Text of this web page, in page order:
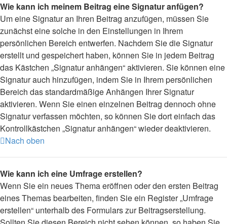
Wie kann ich meinem Beitrag eine Signatur anfügen?
Um eine Signatur an Ihren Beitrag anzufügen, müssen Sie
zunächst eine solche in den Einstellungen in Ihrem
persönlichen Bereich entwerfen. Nachdem Sie die Signatur
erstellt und gespeichert haben, können Sie in jedem Beitrag
das Kästchen „Signatur anhängen“ aktivieren. Sie können eine
Signatur auch hinzufügen, indem Sie in Ihrem persönlichen
Bereich das standardmäßige Anhängen Ihrer Signatur
aktivieren. Wenn Sie einen einzelnen Beitrag dennoch ohne
Signatur verfassen möchten, so können Sie dort einfach das
Kontrollkästchen „Signatur anhängen“ wieder deaktivieren.
Nach oben
Wie kann ich eine Umfrage erstellen?
Wenn Sie ein neues Thema eröffnen oder den ersten Beitrag
eines Themas bearbeiten, finden Sie ein Register „Umfrage
erstellen“ unterhalb des Formulars zur Beitragserstellung.